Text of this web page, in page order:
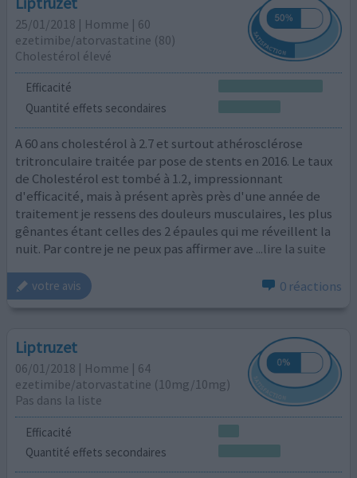
25/01/2018 | Homme | 60
ezetimibe/atorvastatine (80)
Cholestérol élevé
Efficacité
Quantité effets secondaires
A 60 ans cholestérol à 2.7 et surtout athérosclérose
tritronculaire traitée par pose de stents en 2016. Le taux
de Cholestérol est tombé à 1.2, impressionnant
d'efficacité, mais à présent après près d'une année de
traitement je ressens des douleurs musculaires, les plus
gênantes étant celles des 2 épaules qui me réveillent la
nuit. Par contre je ne peux pas affirmer ave ...lire la suite
votre avis 0 réactions
Liptruzet
06/01/2018 | Homme | 64
ezetimibe/atorvastatine (10mg/10mg)
Pas dans la liste
Efficacité
Quantité effets secondaires